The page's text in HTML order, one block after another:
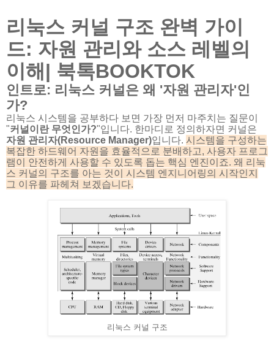
리눅스 커널 구조 완벽 가이
드: 자원 관리와 소스 레벨의
이해| 북톡BOOKTOK
인트로: 리눅스 커널은 왜 '자원 관리자'인
가?
리눅스 시스템을 공부하다 보면 가장 먼저 마주치는 질문이
"커널이란 무엇인가?"입니다. 한마디로 정의하자면 커널은
자원 관리자(Resource Manager)입니다. 시스템을 구성하는
복잡한 하드웨어 자원을 효율적으로 분배하고, 사용자 프로그
램이 안전하게 사용할 수 있도록 돕는 핵심 엔진이죠. 왜 리눅
스 커널의 구조를 아는 것이 시스템 엔지니어링의 시작인지
그 이유를 파헤쳐 보겠습니다.
리눅스 커널 구조